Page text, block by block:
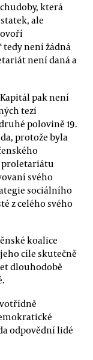
která
ale
tedy není žádná
není daná a
pak není
tezí
polovině 19.
protože byla
proletariátu
svého
sociálního
z celého svého
koalice
cíle skutečně
dlouhodobě
odpovědní lidé